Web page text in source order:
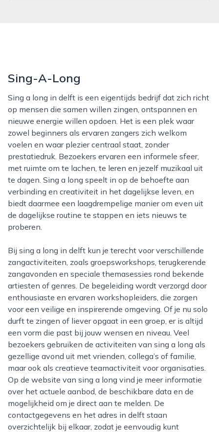
Sing-A-Long
Sing a long in delft is een eigentijds bedrijf dat zich richt
op mensen die samen willen zingen, ontspannen en
nieuwe energie willen opdoen. Het is een plek waar
zowel beginners als ervaren zangers zich welkom
voelen en waar plezier centraal staat, zonder
prestatiedruk. Bezoekers ervaren een informele sfeer,
met ruimte om te lachen, te leren en jezelf muzikaal uit
te dagen. Sing a long speelt in op de behoefte aan
verbinding en creativiteit in het dagelijkse leven, en
biedt daarmee een laagdrempelige manier om even uit
de dagelijkse routine te stappen en iets nieuws te
proberen.
Bij sing a long in delft kun je terecht voor verschillende
zangactiviteiten, zoals groepsworkshops, terugkerende
zangavonden en speciale themasessies rond bekende
artiesten of genres. De begeleiding wordt verzorgd door
enthousiaste en ervaren workshopleiders, die zorgen
voor een veilige en inspirerende omgeving. Of je nu solo
durft te zingen of liever opgaat in een groep, er is altijd
een vorm die past bij jouw wensen en niveau. Veel
bezoekers gebruiken de activiteiten van sing a long als
gezellige avond uit met vrienden, collega’s of familie,
maar ook als creatieve teamactiviteit voor organisaties.
Op de website van sing a long vind je meer informatie
over het actuele aanbod, de beschikbare data en de
mogelijkheid om je direct aan te melden. De
contactgegevens en het adres in delft staan
overzichtelijk bij elkaar, zodat je eenvoudig kunt